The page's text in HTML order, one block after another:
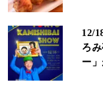
12/
ろ
ー」